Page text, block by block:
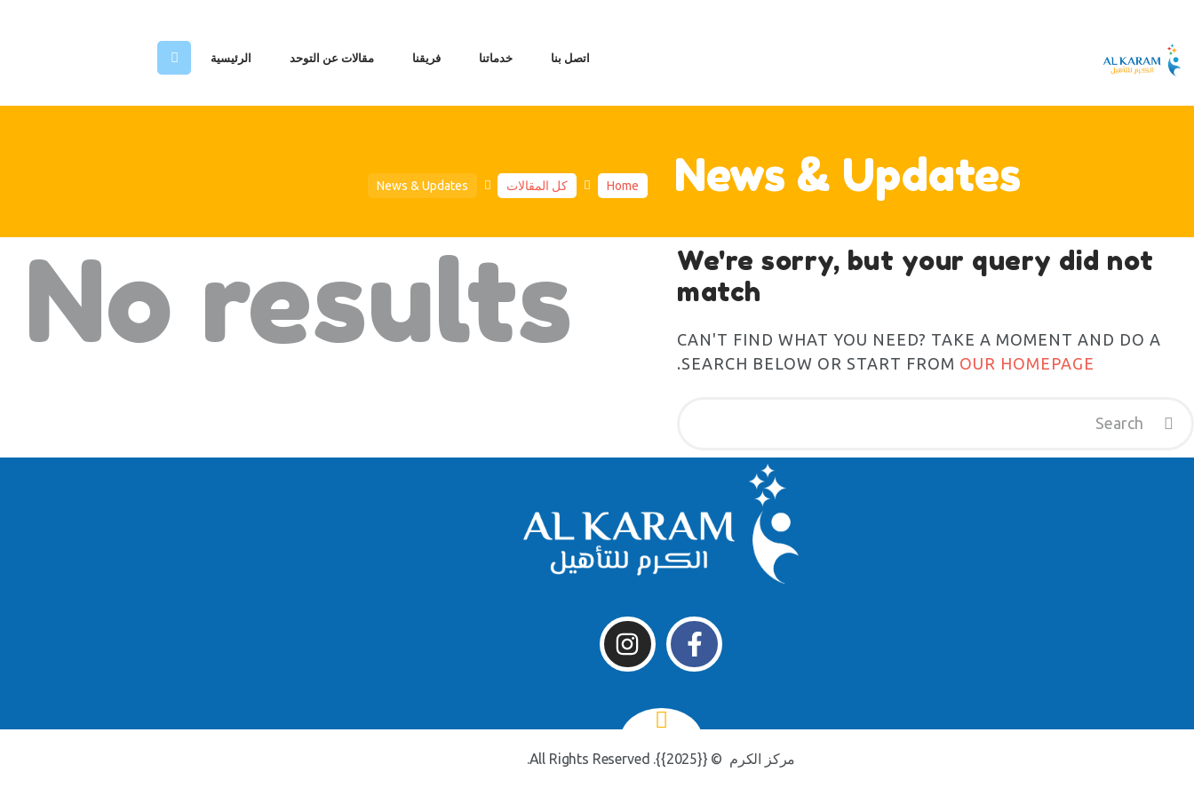
الرئيسية مقالات عن التوحد فريقنا خدماتنا اتصل بنا
News & Updates
Home كل المقالات News & Updates
مقالات عن التوحد
اتصل بنا
No results
We're sorry, but your query did not
match
CAN'T FIND WHAT YOU NEED? TAKE A MOMENT AND DO A
SEARCH BELOW OR START FROM OUR HOMEPAGE
.
مركز الكرم © {{2025}}. All Rights Reserved.